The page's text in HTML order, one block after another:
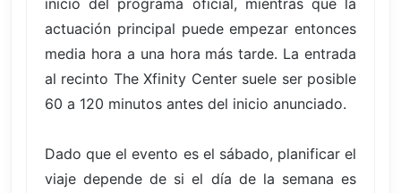
actuación principal puede empezar entonces
media hora a una hora más tarde. La entrada
al recinto The Xfinity Center suele ser posible
60 a 120 minutos antes del inicio anunciado.
Dado que el evento es el sábado, planificar el
viaje depende de si el día de la semana es